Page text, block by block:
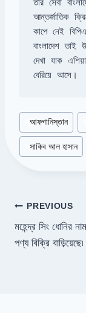
আন্তর্জাতিক
দেখা যাক
বেরিয়ে আসে।
Post
Tags:
#আফগানিস্তান
#সাকিব আল হাসান
Post
PREVIOUS
মহেন্দ্র সিং ধোনির
পণ্য বিক্রি বাড়িয়েছে৷